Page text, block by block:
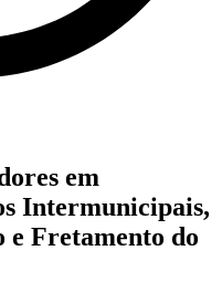
em
Intermunicipais,
e Fretamento do